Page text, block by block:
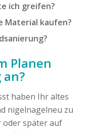
ich greifen?
Material kaufen?
Planen
haben Ihr altes
nigelnagelneu zu
oder später auf